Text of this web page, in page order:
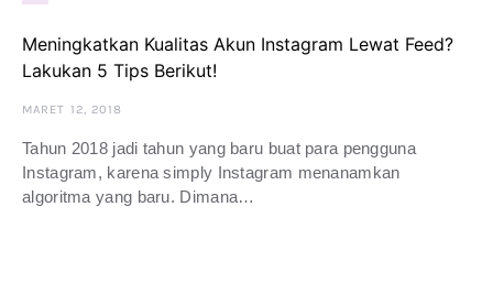
Meningkatkan Kualitas Akun Instagram Lewat Feed?
Lakukan 5 Tips Berikut!
MARET 12, 2018
Tahun 2018 jadi tahun yang baru buat para pengguna
Instagram, karena simply Instagram menanamkan
algoritma yang baru. Dimana…